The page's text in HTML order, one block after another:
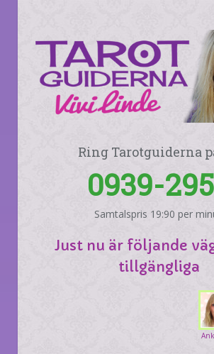
Ring Tarotguiderna
0939-
Samtalspris 19:90 per
Just nu är följande
tillgängliga